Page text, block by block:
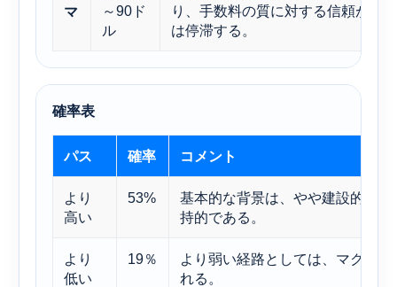
マ
～90ド
ル
り、手数料の質に対する信頼が低
は停滞する。
確率表
パス 確率 コメント
より
高い
53%
基本的な背景は、やや建設的な
持的である。
より
低い
19％
より弱い経路としては、マクロ
れる。